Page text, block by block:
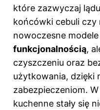
które zazwyczaj
końcówki cebuli
nowoczesne
funkcjonalnością,
czyszczeniu oraz
użytkowania, dzięki
zabezpieczeniom.
kuchenne stały się